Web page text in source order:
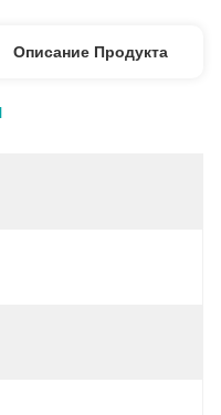
Описание Продукта